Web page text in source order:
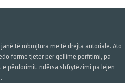
të mbrojtura me të drejta autoriale. Ato
forme tjetër për qëllime përfitimi, pa
përdorimit, ndërsa shfrytëzimi pa lejen